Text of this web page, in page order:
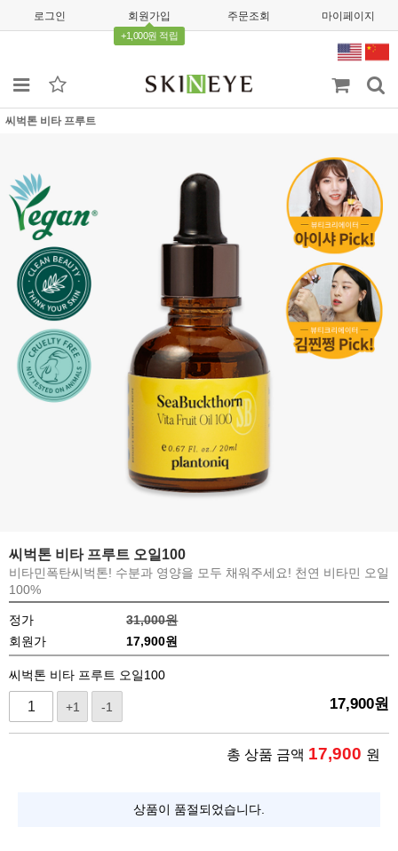
로그인 회원가입
+1,000원 적립
주문조회 마이페이지
씨벅톤 비타 프루트
씨벅톤 비타 프루트 오일100
비타민폭탄씨벅톤! 수분과 영양을 모두 채워주세요! 천연 비타민 오일
100%
정가
31,000원
회원가
17,900원
씨벅톤 비타 프루트 오일100
+1 -1 17,900원
총 상품 금액 17,900 원
상품이 품절되었습니다.